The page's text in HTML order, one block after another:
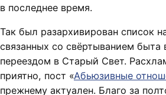
в последнее время.
Так был разархивирован список
связанных со свёртыванием
переездом в Старый Свет.
приятно, пост «Абьюзивные
прежнему актуален. Благо за